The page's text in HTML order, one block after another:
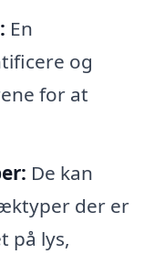
En
og
for at
De kan
der er
på lys,